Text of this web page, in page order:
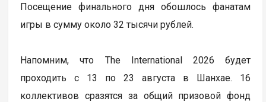
Посещение финального дня обошлось фанатам
игры в сумму около 32 тысячи рублей.
Напомним, что The International 2026 будет
проходить с 13 по 23 августа в Шанхае. 16
коллективов сразятся за общий призовой фонд